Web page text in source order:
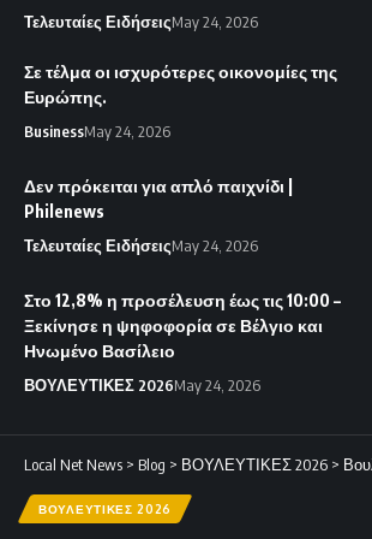
Τελευταίες ΕιδήσειςMay 24, 2026
Σε τέλμα οι ισχυρότερες οικονομίες της
Ευρώπης.
BusinessMay 24, 2026
Δεν πρόκειται για απλό παιχνίδι |
Philenews
Τελευταίες ΕιδήσειςMay 24, 2026
Στο 12,8% η προσέλευση έως τις 10:00 –
Ξεκίνησε η ψηφοφορία σε Βέλγιο και
Ηνωμένο Βασίλειο
ΒΟΥΛΕΥΤΙΚΕΣ 2026May 24, 2026
Local Net News > Blog > ΒΟΥΛΕΥΤΙΚΕΣ 2026 >
ΒΟΥΛΕΥΤΙΚΕΣ 2026